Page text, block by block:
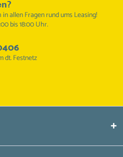
allen Fragen rund ums Leasing!
bis 18:00 Uhr.
dt. Festnetz